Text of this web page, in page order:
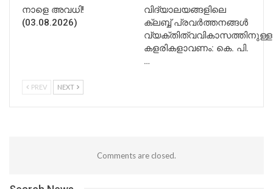
നാളെ അവധി!
(03.08.2026)
വിദ്യാലയങ്ങളിലെ
ക്ലബ്ബ് പ്രവർത്തനങ്ങൾ
വ്യക്തിത്വവികാസത്തിനുള്ള
കളരികളാവണം: കെ. പി.
…
PREV NEXT
Comments are closed.